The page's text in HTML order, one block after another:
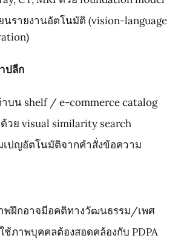
นรายงานอัตโนมัติ (vision-language
ปลีก
บน shelf / e-commerce catalog
วย visual similarity search
เปญอัตโนมัติจากคำสั่งข้อความ
พฝึกอาจมีอคติทางวัฒนธรรม/เพศ
ช้ภาพบุคคลต้องสอดคล้องกับ PDPA